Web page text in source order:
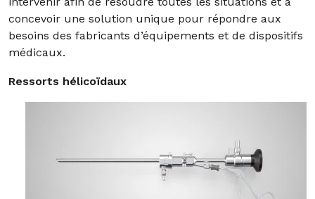
concevoir une solution unique pour répondre aux
besoins des fabricants d’équipements et de dispositifs
médicaux.
Ressorts hélicoïdaux